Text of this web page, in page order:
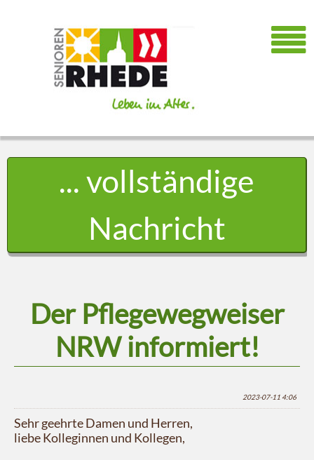
... vollständige
Nachricht
Der Pflegewegweiser
NRW informiert!
2023-07-11 4:06
Sehr geehrte Damen und Herren,
liebe Kolleginnen und Kollegen,